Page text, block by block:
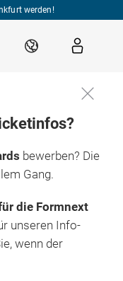
werden!
DE
bewerben? Die
Gang.
die Formnext
unseren Info-
wenn der